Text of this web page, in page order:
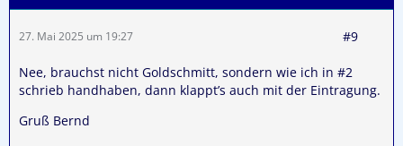
27. Mai 2025 um 19:27 #9
Nee, brauchst nicht Goldschmitt, sondern wie ich in #2
schrieb handhaben, dann klappt’s auch mit der Eintragung.
Gruß Bernd